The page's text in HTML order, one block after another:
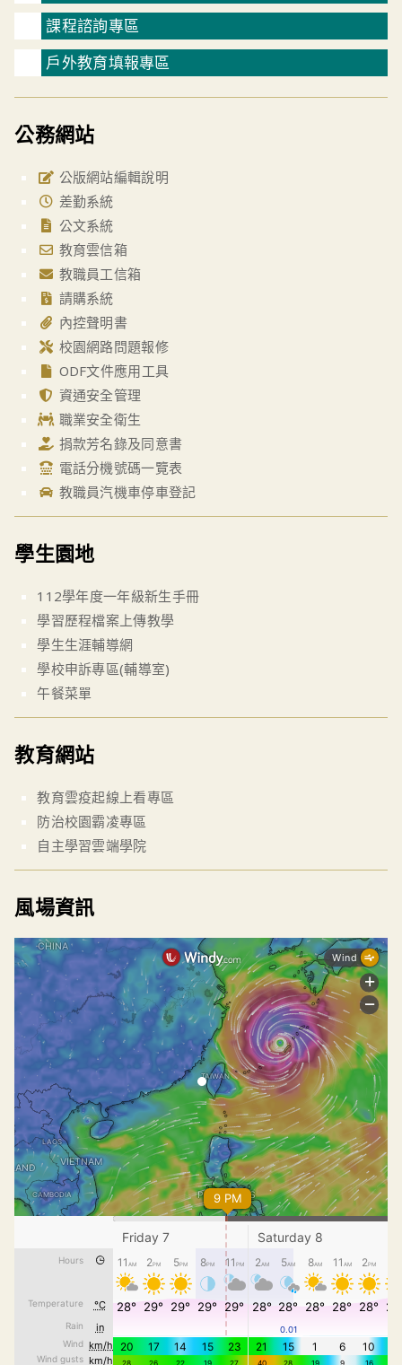
課程諮詢專區
戶外教育填報專區
公務網站
公版網站編輯說明
差勤系統
公文系統
教育雲信箱
教職員工信箱
請購系統
內控聲明書
校園網路問題報修
ODF文件應用工具
資通安全管理
職業安全衛生
捐款芳名錄及同意書
電話分機號碼一覽表
教職員汽機車停車登記
學生園地
112學年度一年級新生手冊
學習歷程檔案上傳教學
學生生涯輔導網
學校申訴專區(輔導室)
午餐菜單
教育網站
教育雲疫起線上看專區
防治校園霸凌專區
自主學習雲端學院
風場資訊